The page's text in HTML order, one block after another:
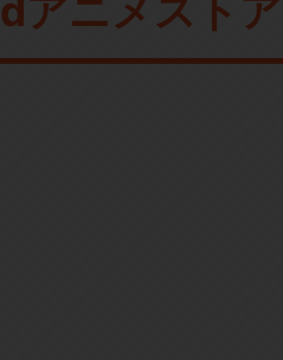
dアニメスト